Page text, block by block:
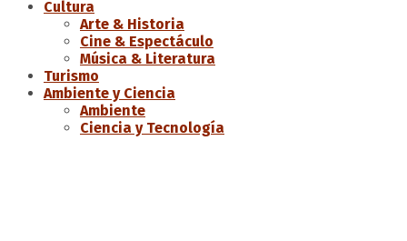
Cultura
Arte & Historia
Cine & Espectáculo
Música & Literatura
Turismo
Ambiente y Ciencia
Ambiente
Ciencia y Tecnología